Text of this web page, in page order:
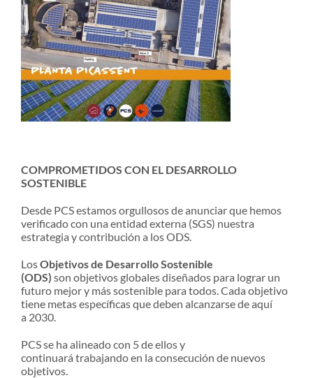
COMPROMETIDOS CON EL DESARROLLO
SOSTENIBLE
Desde PCS estamos orgullosos de anunciar que hemos
verificado con una entidad externa (SGS) nuestra
estrategia y contribución a los ODS.
LosObjetivos de Desarrollo Sostenible
(ODS) son objetivos globales diseñados para lograr un
futuro mejor y más sostenible para todos. Cada objetivo
tiene metas específicas que deben alcanzarse de aquí
a 2030.
PCS se ha alineado con 5 de ellos y
continuará trabajando en la consecución de nuevos
objetivos.